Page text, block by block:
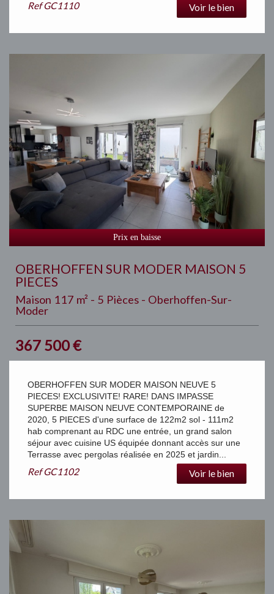
RefGC1110 Voir le bien
Prix en baisse
OBERHOFFEN SUR MODER MAISON 5
PIECES
Maison 117 m² - 5 Pièces - Oberhoffen-Sur-
Moder
367 500€
OBERHOFFEN SUR MODER MAISON NEUVE 5
PIECES! EXCLUSIVITE! RARE! DANS IMPASSE
SUPERBE MAISON NEUVE CONTEMPORAINE de
2020, 5 PIECES d'une surface de 122m2 sol - 111m2
hab comprenant au RDC une entrée, un grand salon
séjour avec cuisine US équipée donnant accès sur une
Terrasse avec pergolas réalisée en 2025 et jardin...
RefGC1102 Voir le bien